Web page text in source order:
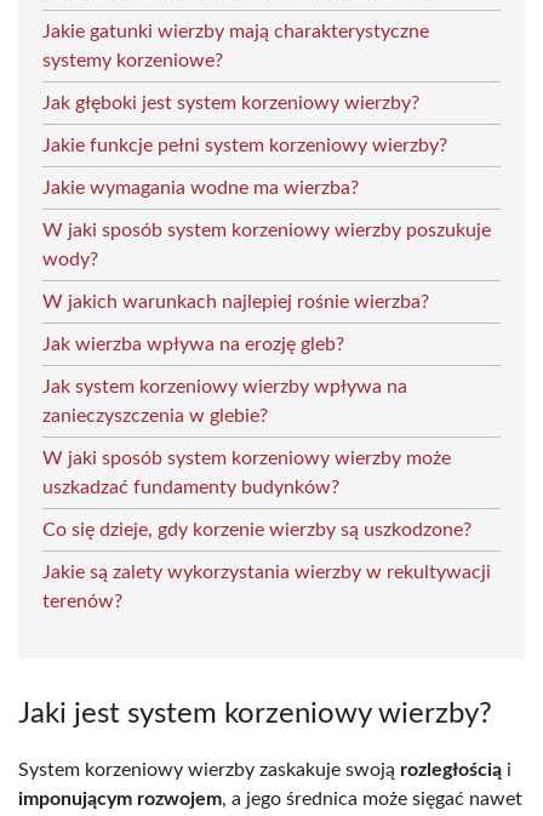
Jakie gatunki wierzby mają charakterystyczne
systemy korzeniowe?
Jak głęboki jest system korzeniowy wierzby?
Jakie funkcje pełni system korzeniowy wierzby?
Jakie wymagania wodne ma wierzba?
W jaki sposób system korzeniowy wierzby poszukuje
wody?
W jakich warunkach najlepiej rośnie wierzba?
Jak wierzba wpływa na erozję gleb?
Jak system korzeniowy wierzby wpływa na
zanieczyszczenia w glebie?
W jaki sposób system korzeniowy wierzby może
uszkadzać fundamenty budynków?
Co się dzieje, gdy korzenie wierzby są uszkodzone?
Jakie są zalety wykorzystania wierzby w rekultywacji
terenów?
Jaki jest system korzeniowy wierzby?
System korzeniowy wierzby zaskakuje swoją rozległością i
imponującym rozwojem, a jego średnica może sięgać nawet